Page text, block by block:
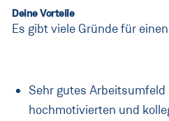
Deine Vorteile
Es gibt viele Gründe für
Sehr gutes Arbeitsumfeld
hochmotivierten und